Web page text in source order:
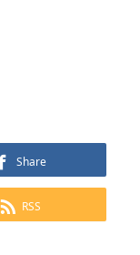
Share
RSS